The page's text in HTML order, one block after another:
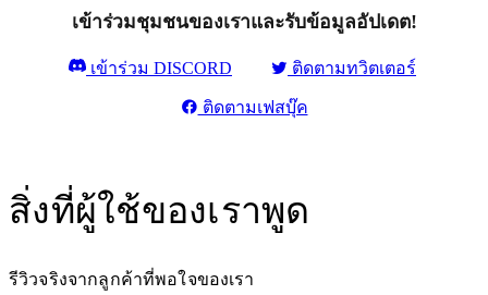
เข้าร่วมชุมชนของเราและรับข้อมูลอัปเดต!
เข้าร่วม DISCORD ติดตามทวิตเตอร์
ติดตามเฟสบุ๊ค
สิ่งที่ผู้ใช้ของเราพูด
รีวิวจริงจากลูกค้าที่พอใจของเรา